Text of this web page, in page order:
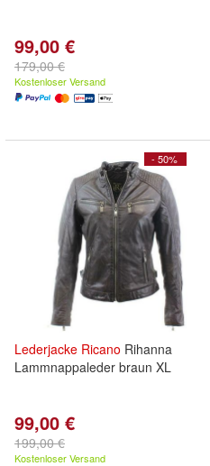
99,00 €
179,00 €
Kostenloser Versand
- 50%
Lederjacke Ricano Rihanna
Lammnappaleder braun XL
99,00 €
199,00 €
Kostenloser Versand